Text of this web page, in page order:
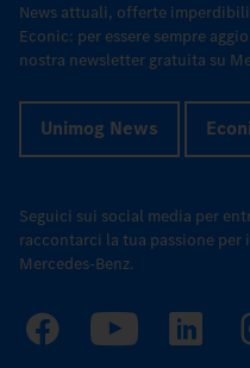
News attuali, offerte
Econic: per essere sempre
nostra newsletter gratuita su
Unimog News
Seguici sui social media per
raccontarci la tua passione
Mercedes-Benz.